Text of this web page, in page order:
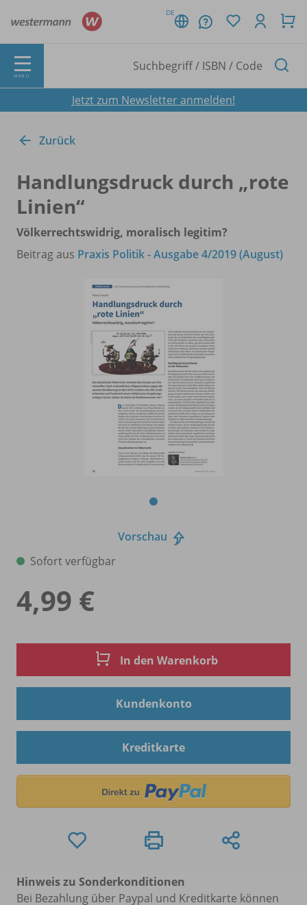
DE
MENÜ
Jetzt zum Newsletter anmelden!
Zurück
Handlungsdruck durch „rote
Linien“
Völkerrechtswidrig, moralisch legitim?
Beitrag aus Praxis Politik - Ausgabe 4/2019 (August)
Vorschau
Sofort verfügbar
4,99 €
In den Warenkorb
Kundenkonto
Kreditkarte
Hinweis zu Sonderkonditionen
Bei Bezahlung über Paypal und Kreditkarte können